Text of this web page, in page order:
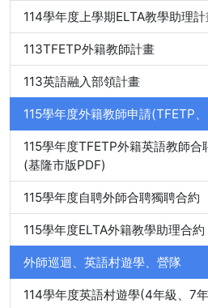
114學年度上學期ELTA教學助理
113TFETP外籍教師計畫
113英語融入部領計畫
115學年度外籍教師申請(TFETP
115學年度TFETP外籍英語教師合
(基隆市版PDF)
115學年度自聘外師合聘獨聘合約
115學年度ELTA外籍教學助理合約
外師巡迴、英語村遊學、營隊
114學年度英語村遊學(4年級、7